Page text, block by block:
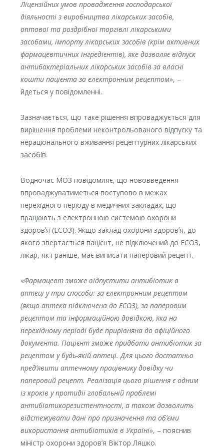
Ліцензійних умов провадження господарської
діяльності з виробництва лікарських засобів,
оптової та роздрібної торгівлі лікарськими
засобами, імпорту лікарських засобів (крім активних
фармацевтичних інгредієнтів), яке дозволяє відпуск
антибактеріальних лікарських засобів за власні
кошти пацієнта за електронним рецептом», –
йдеться у повідомленні.
Зазначається, що таке рішення впроваджується для
вирішення проблеми неконтрольованого відпуску та
нераціонального вживання рецептурних лікарських
засобів.
Водночас МОЗ повідомляє, що нововведення
впроваджуватиметься поступово в межах
перехідного періоду в медичних закладах, що
працюють з електронною системою охорони
здоровʼя (ЕСОЗ). Якщо заклад охорони здоровʼя, до
якого звертається пацієнт, не підключений до ЕСОЗ,
лікар, як і раніше, має виписати паперовий рецепт.
«Фармацевт зможе відпустити антибіотик в
аптеці у три способи: за електронним рецептом
(якщо аптека підключена до ЕСОЗ), за паперовим
рецептом та інформаційною довідкою, яка на
перехідному періоді буде прирівняна до офіційного
документа. Пацієнт зможе придбати антибіотик за
рецептом у будь-якій аптеці. Для цього достатньо
предʼявити аптечному працівнику довідку чи
паперовий рецепт. Реалізація цього рішення є одним
із кроків у протидії глобальній проблемі
антибіотикорезистентності, а також дозволить
відстежувати дані про призначення та обʼєми
використання антибіотиків в Україні», – пояснив
міністр охорони здоров’я Віктор Ляшко.